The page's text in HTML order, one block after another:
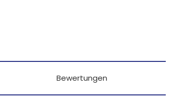
Bewertungen